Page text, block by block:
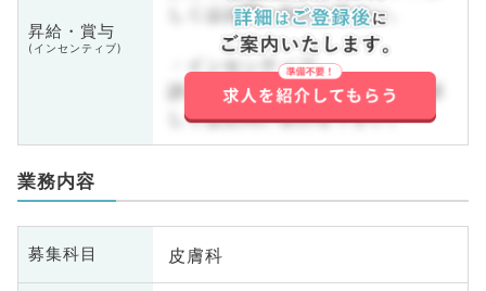
昇給・賞与
(インセンティブ)
しくはお問い合わせ下さい。
・インセンティブ
詳しくはお問い合わせ下さい。詳
しくはお問い合わせ下さい。
業務内容
募集科目 皮膚科